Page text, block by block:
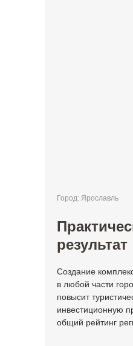
Город: Ярославль
результат
Создание
в любой части
повысит
инвестиционную
общий рейтинг